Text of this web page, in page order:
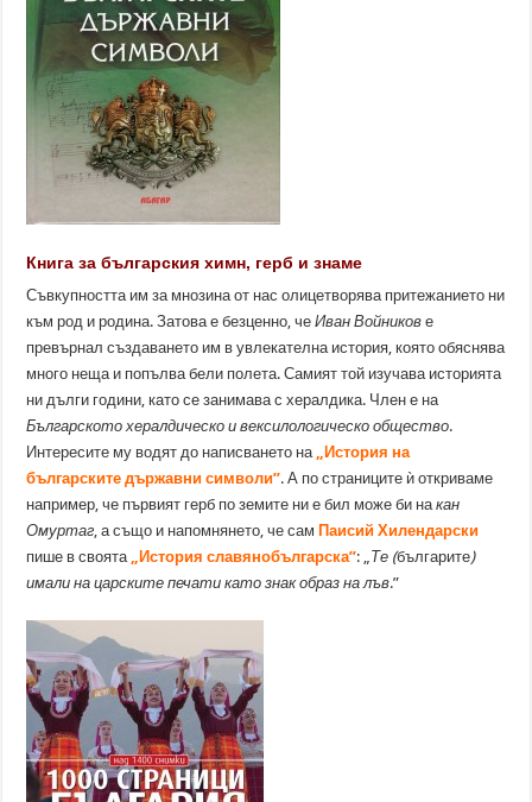
Книга за българския химн, герб и знаме
Съвкупността им за мнозина от нас олицетворява притежанието ни
към род и родина. Затова е безценно, чеИван Войников е
превърнал създаването им в увлекателна история, която обяснява
много неща и попълва бели полета. Самият той изучава историята
ни дълги години, като се занимава с хералдика. Член е на
Българското хералдическо и вексилологическо общество.
Интересите му водят до написването на „История на
българските държавни символи”. А по страниците ѝ откриваме
например, че първият герб по земите ни е бил може би накан
Омуртаг, а също и напомнянето, че сам Паисий Хилендарски
пише в своята „История славянобългарска”: „Те (българите)
имали на царските печати като знак образ на лъв.”